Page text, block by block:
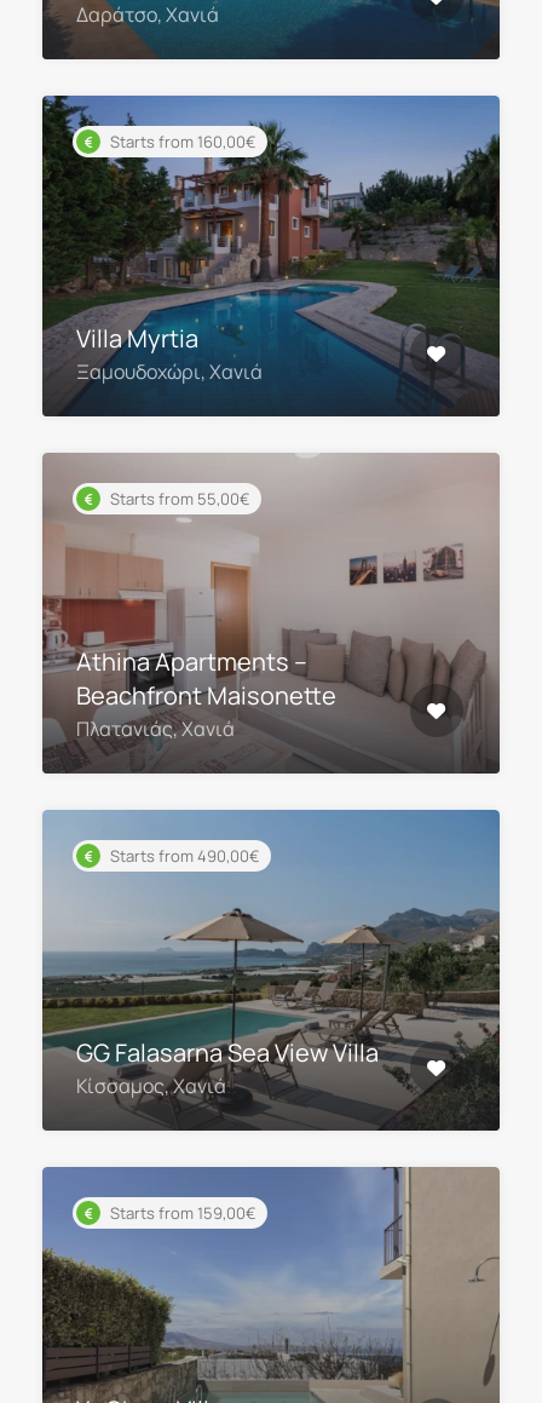
Δαράτσο, Χανιά
Starts from 160,00€
Villa Myrtia
Ξαμουδοχώρι, Χανιά
Starts from 55,00€
Athina Apartments –
Beachfront Maisonette
Πλατανιάς, Χανιά
Starts from 490,00€
GG Falasarna Sea View Villa
Κίσσαμος, Χανιά
Starts from 159,00€